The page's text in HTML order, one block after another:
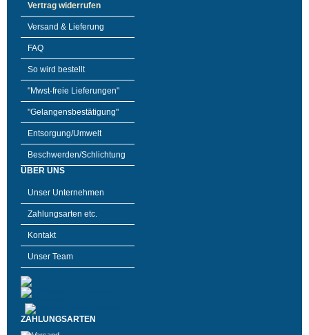
Vertrag widerrufen
Versand & Lieferung
FAQ
So wird bestellt
"Mwst-freie Lieferungen"
"Gelangensbestätigung"
Entsorgung/Umwelt
Beschwerden/Schlichtung
ÜBER UNS
Unser Unternehmen
Zahlungsarten etc.
Kontakt
Unser Team
ZAHLUNGSARTEN